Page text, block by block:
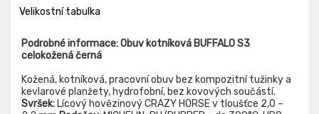
Velikostní tabulka
Podrobné informace: Obuv kotníková BUFFALO S3
celokožená černá
Kožená, kotníková, pracovní obuv bez kompozitní tužinky a
kevlarové planžety, hydrofobní, bez kovových součástí.
Svršek: Lícový hovězinový CRAZY HORSE v tloušťce 2,0 –